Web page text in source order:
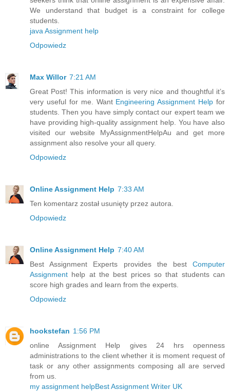
We understand that budget is a constraint for college
students.
java Assignment help
Odpowiedz
Max Willor 7:21 AM
Great Post! This information is very nice and thoughtful it’s
very useful for me. Want Engineering Assignment Help for
students. Then you have simply contact our expert team we
have providing high-quality assignment help. You have also
visited our website MyAssignmentHelpAu and get more
assignment also resolve your all query.
Odpowiedz
Online Assignment Help 7:33 AM
Ten komentarz został usunięty przez autora.
Odpowiedz
Online Assignment Help 7:40 AM
Best Assignment Experts provides the best Computer
Assignment help at the best prices so that students can
score high grades and learn from the experts.
Odpowiedz
hookstefan 1:56 PM
online Assignment Help gives 24 hrs openness
administrations to the client whether it is moment request of
task or any other assignments composing all are served
from us.
my assignment helpBest Assignment Writer UK